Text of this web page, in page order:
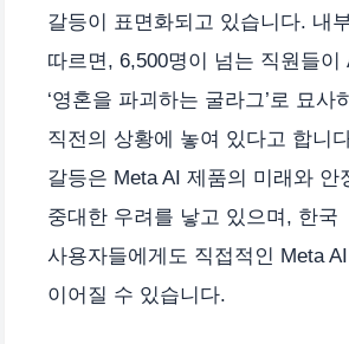
갈등이 표면화되고 있습니다. 내
따르면, 6,500명이 넘는 직원들이
‘영혼을 파괴하는 굴라그’로 묘사
직전의 상황에 놓여 있다고 합니
갈등은 Meta AI 제품의 미래와 안
중대한 우려를 낳고 있으며, 한국
사용자들에게도 직접적인 Meta
이어질 수 있습니다.